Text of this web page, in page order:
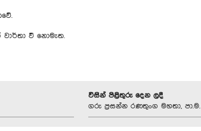
වී නොමැත.
විසින් පිළිතුරු දෙන ලදී
ගරු ප්‍රසන්න රණතුංග මහතා, පා.ම.